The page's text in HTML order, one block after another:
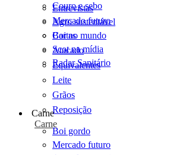
Entrevistas
Agro sustentável
Cartas
Scot na mídia
Radar Sanitário
Couro e sebo
Mercado futuro
Boi no mundo
Atacado
Equivalentes
Leite
Grãos
Reposição
Carne
Carne
Boi gordo
Mercado futuro